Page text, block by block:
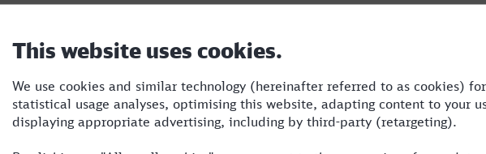
Mönchengladbach Hbf
15.08.26
5:30